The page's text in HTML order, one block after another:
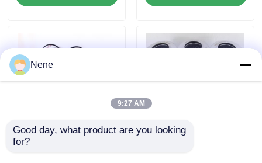
गुणवत्ता नियंत्रण
हमसे संपर्क करें
समाचार
HYDAC 0660 फिल्टर
Nene
9:27 AM
Good day, what product are you looking
for?